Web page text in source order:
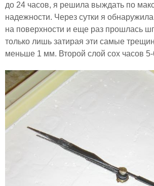
до 24 часов, я решила выждать по
надежности. Через сутки я
на поверхности и еще раз прошлась
только лишь затирая эти самые
меньше 1 мм. Второй слой сох часов 5-